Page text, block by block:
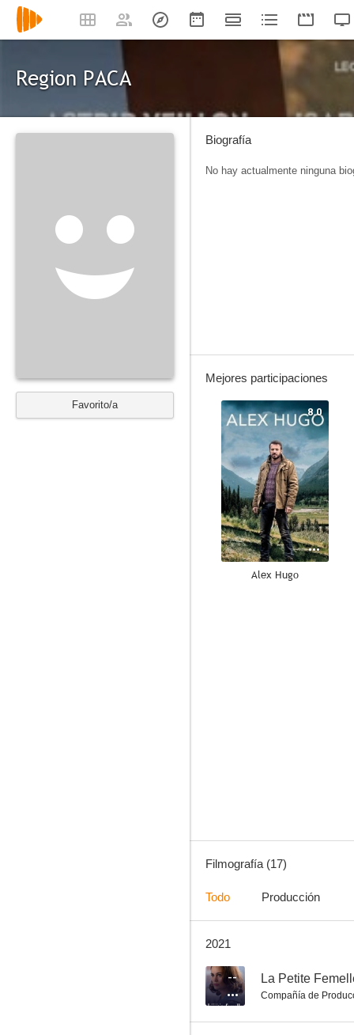
Region PACA
Favorito/a
Biografía
No hay actualmente ninguna
Mejores participaciones
8.0
Alex Hugo
--
Filmografía (17)
Todo Producción
2021
-- La Petite
Compañía de